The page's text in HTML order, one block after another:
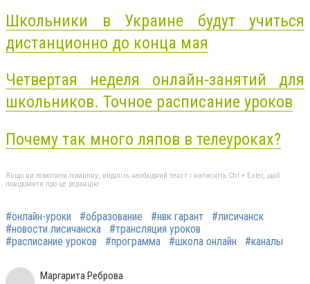
Школьники в Украине будут учиться
дистанционно до конца мая
Четвертая неделя онлайн-занятий для
школьников. Точное расписание уроков
Почему так много ляпов в телеуроках?
Якщо ви помітили помилку, виділіть необхідний текст і натисніть Ctrl + Enter, щоб
повідомити про це редакцію
#онлайн-уроки #образование #нвк гарант
#лисичанск
#новости лисичанска
#трансляция уроков
#расписание уроков
#программа #школа онлайн #каналы
Маргарита Реброва